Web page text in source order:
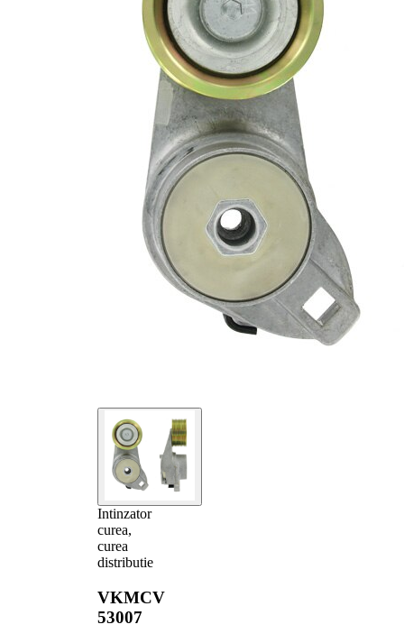
Intinzator
curea,
curea
distributie
VKMCV
53007